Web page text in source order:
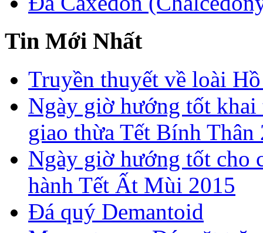
Tin Mới Nhất
Truyền thuyết về loài
Ngày giờ hướng tốt
giao thừa Tết Bính Thân
Ngày giờ hướng tốt cho
hành Tết Ất Mùi 2015
Đá quý Demantoid